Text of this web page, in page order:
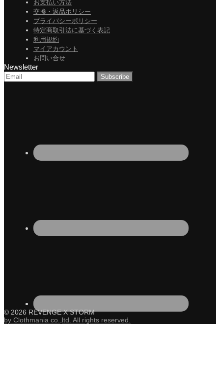
お支払い方法
交換・返品ポリシー
プライバシーポリシー
特定商取引法に基づく表記
利用規約
マイアカウント
お問い合せ
Newsletter
© 2026 REVENGE X STORM
by Clothmania co.,ltd. All rights reserved.